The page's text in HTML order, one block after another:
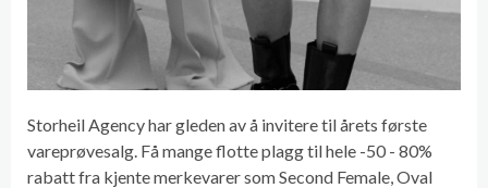
Storheil Agency har gleden av å invitere til årets første
vareprøvesalg. Få mange flotte plagg til hele -50 - 80%
rabatt fra kjente merkevarer som Second Female, Oval